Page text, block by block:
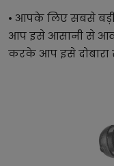
• आपके लिए सबसे
आप इसे आसानी से
करके आप इसे